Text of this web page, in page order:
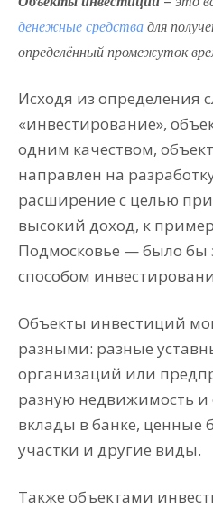
денежные средствадля
определённый промежуток
Исходя из определения
«инвестирование»,
одним качеством,
направлен на
расширение с целью
высокий доход, к
Подмосковье — было бы
способом
Объекты инвестиций
разными: разные
организаций или
разную недвижимость и
вклады в банке, ценные
участки и другие виды.
Также объектами